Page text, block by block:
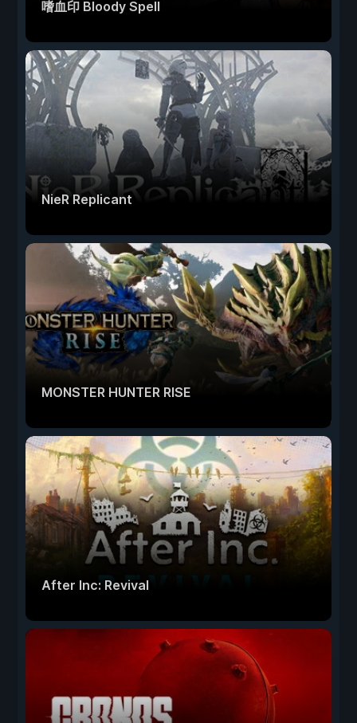
嗜血印 Bloody Spell
NieR Replicant
MONSTER HUNTER RISE
After Inc: Revival